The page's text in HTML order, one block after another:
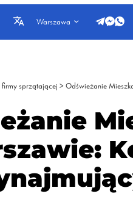
Warszawa
firmy sprzątającej >Odświeżanie